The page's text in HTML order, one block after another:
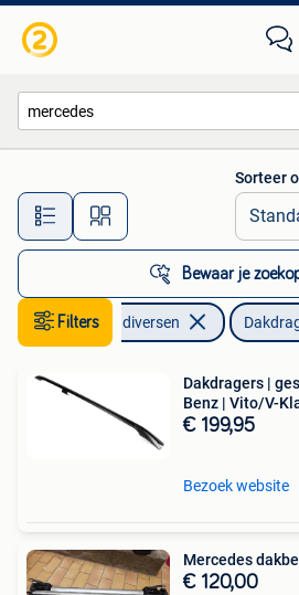
Alle afstanden…
Sorteer
Bewaar je
FiltersAuto diversen
Dakdragers |
Benz | Vito/V-
€ 199,95
Bezoek website
Mercedes
€ 120,00